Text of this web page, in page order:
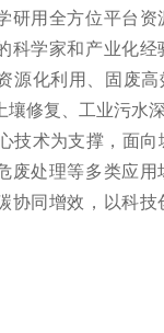
研用全方位平台
科学家和产业化经
源化利用、固废高
壤修复、工业污水
技术为支撑，面向
废处理等多类应用
协同增效，以科技